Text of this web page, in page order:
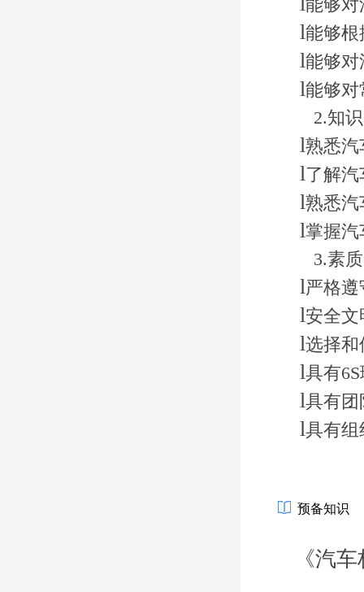
能够对
l能够根
l能够
l能够对
2.知
l熟悉汽
l了解
l熟悉汽
l掌握汽
3.素
l严格
l安全文
l选择和
l具有
l具有团
l具有组
预备知识
《汽